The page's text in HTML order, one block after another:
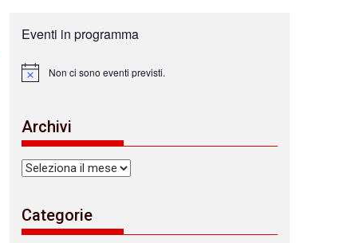
Eventi in programma
N
c
e
Non ci sono eventi previsti.
Archivi
Archivi
Categorie